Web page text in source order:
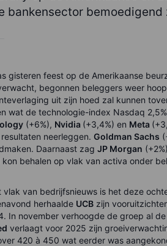
bankensector bemoedigend
gisteren feest op de Amerikaanse
begonnen beleggers weer
uit zijn hoed zal kunnen
wat de technologie-index Nasdaq
(+6%), Nvidia (+3,4%) en Meta
neerleggen. Goldman Sachs
Daarnaast zag JP Morgan
kon behalen op vlak van activa onder
vlak van bedrijfsnieuws is het deze
herhaalde UCB zijn
In november verhoogde de groep al
verlaagt voor 2025 zijn
420 à 450 wat eerder was